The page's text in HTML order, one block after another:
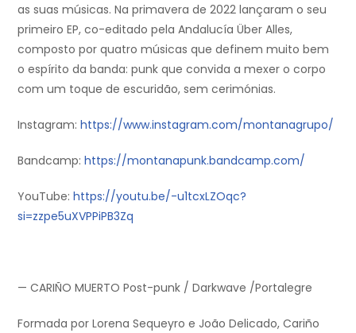
as suas músicas. Na primavera de 2022 lançaram o seu
primeiro EP, co-editado pela Andalucía Über Alles,
composto por quatro músicas que definem muito bem
o espírito da banda: punk que convida a mexer o corpo
com um toque de escuridão, sem cerimónias.
Instagram: https://www.instagram.com/montanagrupo/
Bandcamp: https://montanapunk.bandcamp.com/
YouTube: https://youtu.be/-u1tcxLZOqc?
si=zzpe5uXVPPiPB3Zq
— CARIÑO MUERTO Post-punk / Darkwave /Portalegre
Formada por Lorena Sequeyro e João Delicado, Cariño